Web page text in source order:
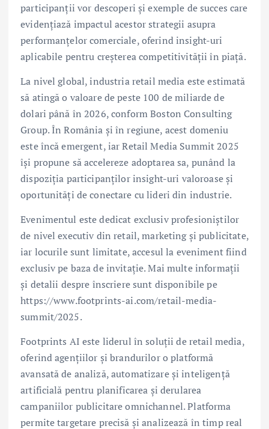
participanții vor descoperi și exemple de succes care
evidențiază impactul acestor strategii asupra
performanțelor comerciale, oferind insight-uri
aplicabile pentru creșterea competitivității în piață.
La nivel global, industria retail media este estimată
să atingă o valoare de peste 100 de miliarde de
dolari până în 2026, conform Boston Consulting
Group. În România și în regiune, acest domeniu
este încă emergent, iar Retail Media Summit 2025
își propune să accelereze adoptarea sa, punând la
dispoziția participanților insight-uri valoroase și
oportunități de conectare cu lideri din industrie.
Evenimentul este dedicat exclusiv profesioniștilor
de nivel executiv din retail, marketing și publicitate,
iar locurile sunt limitate, accesul la eveniment fiind
exclusiv pe baza de invitație. Mai multe informații
și detalii despre înscriere sunt disponibile pe
https://www.footprints-ai.com/retail-media-
summit/2025.
Footprints AI este liderul în soluții de retail media,
oferind agențiilor și brandurilor o platformă
avansată de analiză, automatizare și inteligență
artificială pentru planificarea și derularea
campaniilor publicitare omnichannel. Platforma
permite targetare precisă și analizează în timp real